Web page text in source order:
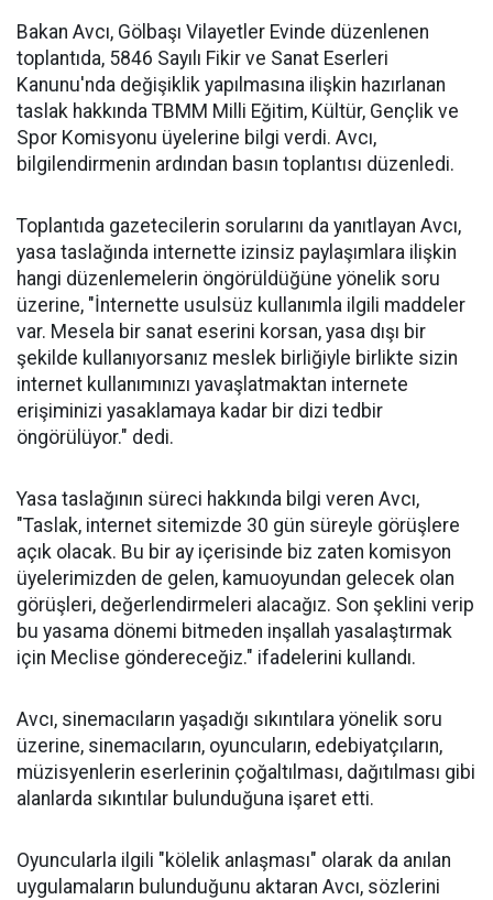
Bakan Avcı, Gölbaşı Vilayetler Evinde düzenlenen
toplantıda, 5846 Sayılı Fikir ve Sanat Eserleri
Kanunu'nda değişiklik yapılmasına ilişkin hazırlanan
taslak hakkında TBMM Milli Eğitim, Kültür, Gençlik ve
Spor Komisyonu üyelerine bilgi verdi. Avcı,
bilgilendirmenin ardından basın toplantısı düzenledi.
Toplantıda gazetecilerin sorularını da yanıtlayan Avcı,
yasa taslağında internette izinsiz paylaşımlara ilişkin
hangi düzenlemelerin öngörüldüğüne yönelik soru
üzerine, "İnternette usulsüz kullanımla ilgili maddeler
var. Mesela bir sanat eserini korsan, yasa dışı bir
şekilde kullanıyorsanız meslek birliğiyle birlikte sizin
internet kullanımınızı yavaşlatmaktan internete
erişiminizi yasaklamaya kadar bir dizi tedbir
öngörülüyor." dedi.
Yasa taslağının süreci hakkında bilgi veren Avcı,
"Taslak, internet sitemizde 30 gün süreyle görüşlere
açık olacak. Bu bir ay içerisinde biz zaten komisyon
üyelerimizden de gelen, kamuoyundan gelecek olan
görüşleri, değerlendirmeleri alacağız. Son şeklini verip
bu yasama dönemi bitmeden inşallah yasalaştırmak
için Meclise göndereceğiz." ifadelerini kullandı.
Avcı, sinemacıların yaşadığı sıkıntılara yönelik soru
üzerine, sinemacıların, oyuncuların, edebiyatçıların,
müzisyenlerin eserlerinin çoğaltılması, dağıtılması gibi
alanlarda sıkıntılar bulunduğuna işaret etti.
Oyuncularla ilgili "kölelik anlaşması" olarak da anılan
uygulamaların bulunduğunu aktaran Avcı, sözlerini